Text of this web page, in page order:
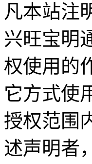
凡本站注
兴旺宝明
权使用的
它方式使
授权范围
述声明者